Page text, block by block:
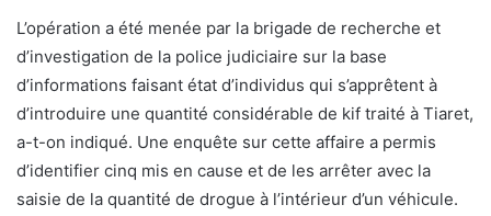
L’opération a été menée par la brigade de recherche et
d’investigation de la police judiciaire sur la base
d’informations faisant état d’individus qui s’apprêtent à
d’introduire une quantité considérable de kif traité à Tiaret,
a-t-on indiqué. Une enquête sur cette affaire a permis
d’identifier cinq mis en cause et de les arrêter avec la
saisie de la quantité de drogue à l’intérieur d’un véhicule.